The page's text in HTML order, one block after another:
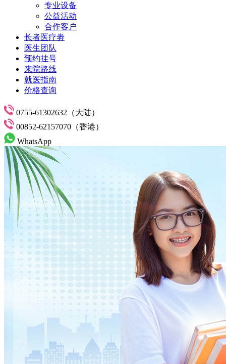
专业设备
公益活动
合作客户
长者医疗劵
医生团队
预约挂号
来院路线
就医指南
价格查询
0755-61302632（大陆）
00852-62157070（香港）
WhatsApp